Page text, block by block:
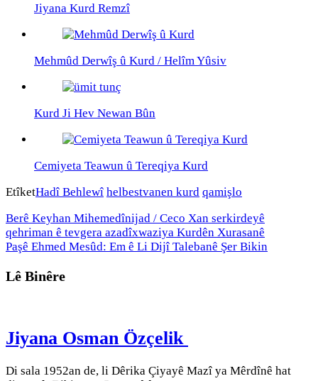
Jiyana Kurd Remzî
Mehmûd Derwîş û Kurd / Helîm Yûsiv
Kurd Ji Hev Newan Bûn
Cemiyeta Teawun û Tereqiya Kurd
EtîketHadî Behlewî helbestvanen kurd qamişlo
Berê Keyhan Mihemedînijad / Ceco Xan serkirdeyê
qehriman ê tevgera azadîxwaziya Kurdên Xurasanê
Paşê Ehmed Mesûd: Em ê Li Dijî Talebanê Şer Bikin
Lê Binêre
Jiyana Osman Özçelik
Di sala 1952an de, li Dêrika Çiyayê Mazî ya Mêrdînê hat